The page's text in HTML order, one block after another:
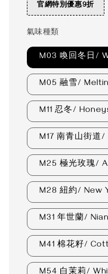
官網特別優惠9折
氣味種類
M03 喚回冬日/
M05 融雪/
M11 忍冬/
M17 南青山街道
M25 極光玫瑰/
M28 紐約/ New
M31 年世蘭/
M41 棉花籽/